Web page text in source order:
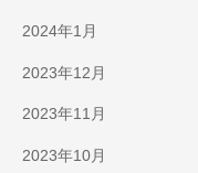
2024年1月
2023年12月
2023年11月
2023年10月